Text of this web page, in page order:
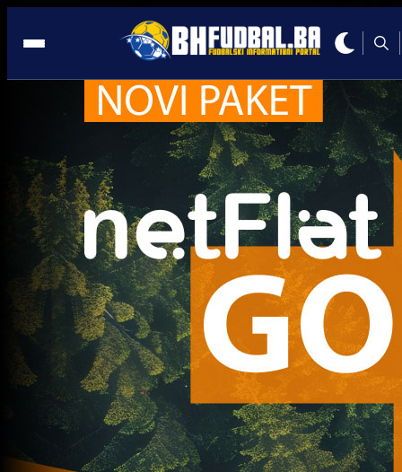
Atalnata
Zanimljivosti
Hrvatski trener na pragu angažmana u Italiji
1 godina 2 mjesec
Najčitanije Najnovije